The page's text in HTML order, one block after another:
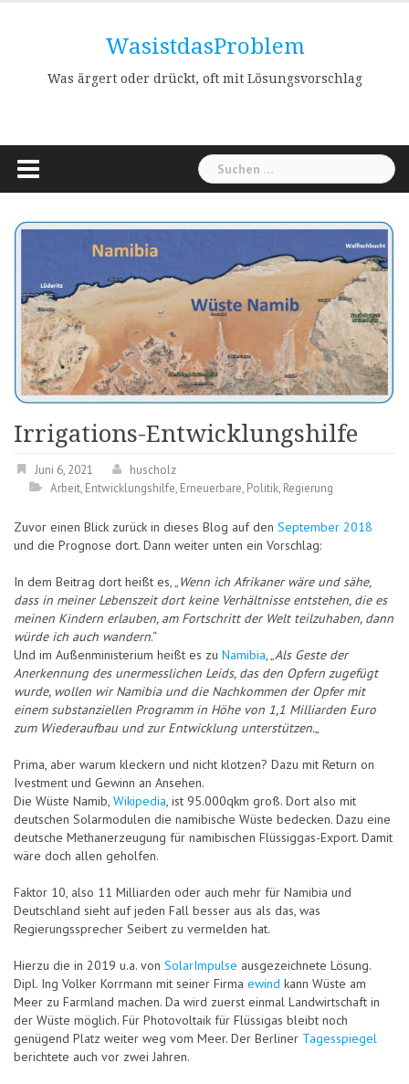
WasistdasProblem
Was ärgert oder drückt, oft mit Lösungsvorschlag
Suchen
nach:
Irrigations-Entwicklungshilfe
Juni 6, 2021
huscholz
Arbeit, Entwicklungshilfe, Erneuerbare, Politik, Regierung
Zuvor einen Blick zurück in dieses Blog auf den September 2018
und die Prognose dort. Dann weiter unten ein Vorschlag:
In dem Beitrag dort heißt es, „Wenn ich Afrikaner wäre und sähe,
dass in meiner Lebenszeit dort keine Verhältnisse entstehen, die es
meinen Kindern erlauben, am Fortschritt der Welt teilzuhaben, dann
würde ich auch wandern.“
Und im Außenministerium heißt es zu Namibia, „Als Geste der
Anerkennung des unermesslichen Leids, das den Opfern zugefügt
wurde, wollen wir Namibia und die Nachkommen der Opfer mit
einem substanziellen Programm in Höhe von 1,1 Milliarden Euro
zum Wiederaufbau und zur Entwicklung unterstützen.„
Prima, aber warum kleckern und nicht klotzen? Dazu mit Return on
Ivestment und Gewinn an Ansehen.
Die Wüste Namib, Wikipedia, ist 95.000qkm groß. Dort also mit
deutschen Solarmodulen die namibische Wüste bedecken. Dazu eine
deutsche Methanerzeugung für namibischen Flüssiggas-Export. Damit
wäre doch allen geholfen.
Faktor 10, also 11 Milliarden oder auch mehr für Namibia und
Deutschland sieht auf jeden Fall besser aus als das, was
Regierungssprecher Seibert zu vermelden hat.
Hierzu die in 2019 u.a. von SolarImpulse ausgezeichnete Lösung.
Dipl. Ing Volker Korrmann mit seiner Firma ewind kann Wüste am
Meer zu Farmland machen. Da wird zuerst einmal Landwirtschaft in
der Wüste möglich. Für Photovoltaik für Flüssigas bleibt noch
genügend Platz weiter weg vom Meer. Der Berliner Tagesspiegel
berichtete auch vor zwei Jahren.